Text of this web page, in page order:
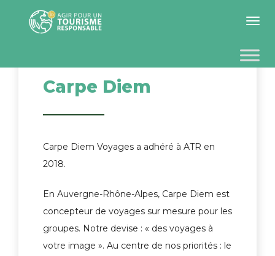
Toggle
Carpe Diem
Carpe Diem Voyages a adhéré à ATR en
2018.
En Auvergne-Rhône-Alpes, Carpe Diem est
concepteur de voyages sur mesure pour les
groupes. Notre devise : « des voyages à
votre image ». Au centre de nos priorités : le